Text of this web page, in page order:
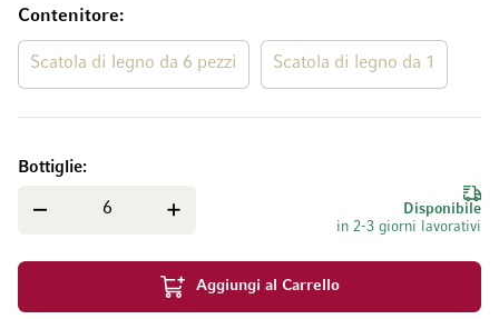
Contenitore
Scatola di legno da 6 pezzi Scatola di legno da 1
Disponibile
in 2-3 giorni lavorativi
Bottiglie
Aggiungi al Carrello